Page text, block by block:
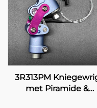
3R313PM
met Piramide &